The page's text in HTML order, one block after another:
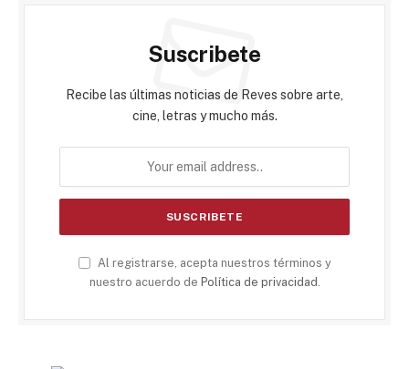
Suscribete
Recibe las últimas noticias de Reves sobre arte,
cine, letras y mucho más.
Al registrarse, acepta nuestros términos y
nuestro acuerdo de Política de privacidad .